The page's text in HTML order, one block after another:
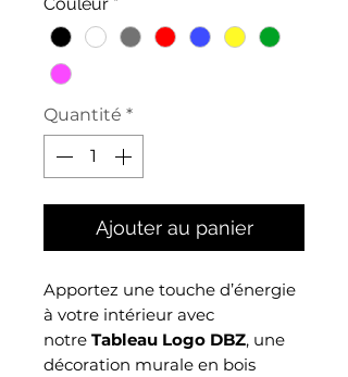
Quantité *
Ajouter au panier
Apportez une touche d’énergie
à votre intérieur avec
notre Tableau Logo DBZ, une
décoration murale en bois